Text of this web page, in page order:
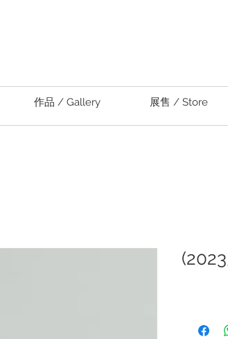
作品 / Gallery 展售 / Store